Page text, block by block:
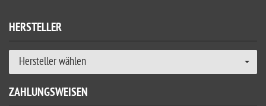
HERSTELLER
Hersteller wählen
ZAHLUNGSWEISEN